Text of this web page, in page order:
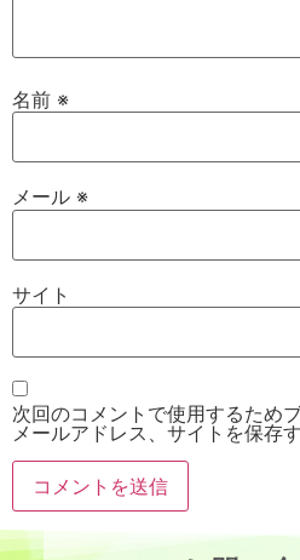
名前 ※
メール ※
サイト
次回のコメントで使用するため
メールアドレス、サイトを保存す